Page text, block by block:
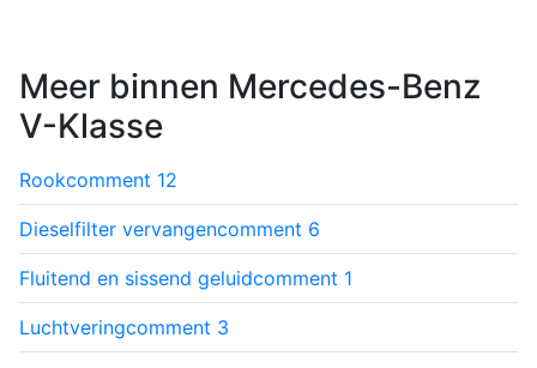
Meer binnen Mercedes-Benz
V-Klasse
Rookcomment 12
Dieselfilter vervangencomment 6
Fluitend en sissend geluidcomment 1
Luchtveringcomment 3